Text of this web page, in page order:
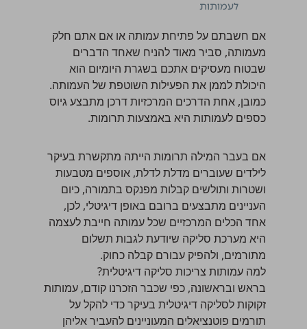
לעמותות
אם חשבתם על פתיחת עמותה או אם אתם חלק
מעמותה, סביר מאוד להניח שאחד הדברים
שבטוח מעסיקים אתכם בשגרת היומיום הוא
היכולת לממן את הפעילות השוטפת של העמותה.
כמובן, אחת הדרכים המרכזיות דרכן מתבצע גיוס
כספים לעמותות היא באמצעות תרומות.
אם בעבר המילה תרומות הייתה מתקשרת בעיקר
לילדים שעוברים מדלת לדלת, אוספים מטבעות
ושטרות ותולשים קבלות מפנקס בתמורה, כיום
העניינים מתבצעים ברובם באופן דיגיטלי, לכן,
אחד הכלים המרכזיים שכל עמותה חייבת לעצמה
היא מערכת סליקה שיודעת לגבות תשלום
מתורמים, ולהפיק עבורם קבלה כחוק.
למה עמותות צריכות סליקה דיגיטלית?
בראש ובראשונה, כפי שכבר הזכרנו קודם, עמותות
זקוקות לסליקה דיגיטלית בעיקר כדי להקל על
תורמים פוטנציאלים המעוניינים להעביר אליהן